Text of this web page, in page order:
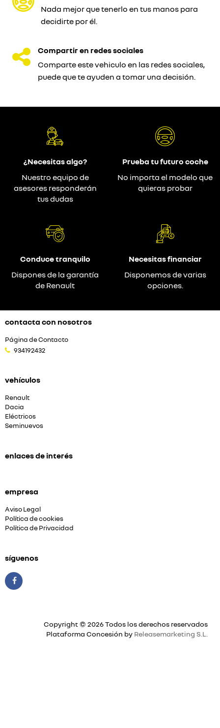
Nada mejor que tenerlo en tus manos para
decidirte por él.
Compartir en redes sociales
Comparte este vehiculo en las redes sociales,
puede que te ayuden a tomar una decisión.
¿Necesitas algo?
Nuestro equipo de
asesores responderán
tus dudas
Prueba tu futuro coche
No importa el modelo que
quieras probar
Conduce tranquilo
Dispones de la garantía
de Renault
Necesitas financiar
Disponemos de varias
opciones.
contacta con nosotros
Página de Contacto
934192432
vehículos
Renault
Dacia
Eléctricos
Seminuevos
enlaces de interés
empresa
Aviso Legal
Política de cookies
Política de Privacidad
síguenos
Copyright © 2026 Todos los derechos reservados
Plataforma Concesión by Releasemarketing S.L.